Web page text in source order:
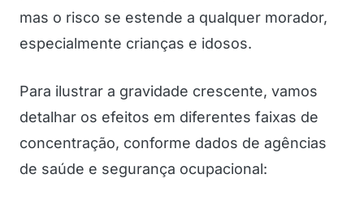
mas o risco se estende a qualquer morador,
especialmente crianças e idosos.
Para ilustrar a gravidade crescente, vamos
detalhar os efeitos em diferentes faixas de
concentração, conforme dados de agências
de saúde e segurança ocupacional: